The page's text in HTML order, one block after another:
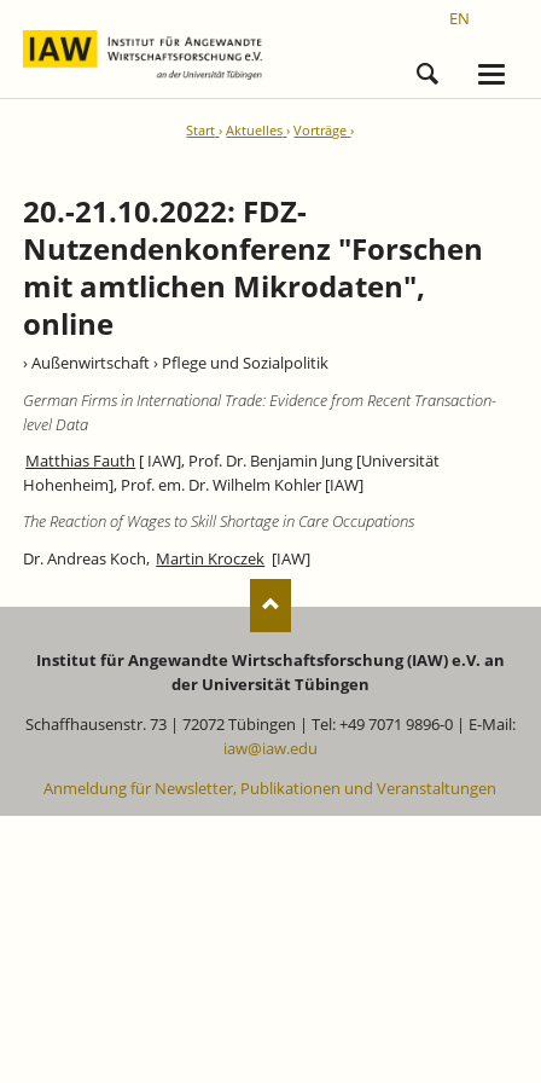
EN
Start Aktuelles Vorträge
20.-21.10.2022: FDZ-
Nutzendenkonferenz "Forschen
mit amtlichen Mikrodaten",
online
› Außenwirtschaft› Pflege und Sozialpolitik
German Firms in International Trade: Evidence from Recent Transaction-
level Data
Matthias Fauth [ IAW], Prof. Dr. Benjamin Jung [Universität
Hohenheim], Prof. em. Dr. Wilhelm Kohler [IAW]
The Reaction of Wages to Skill Shortage in Care Occupations
Dr. Andreas Koch, Martin Kroczek [IAW]
Institut für Angewandte Wirtschaftsforschung (IAW) e.V. an
der Universität Tübingen
Schaffhausenstr. 73 | 72072 Tübingen | Tel: +49 7071 9896-0 | E-Mail:
iaw@iaw.edu
Anmeldung für Newsletter, Publikationen und Veranstaltungen